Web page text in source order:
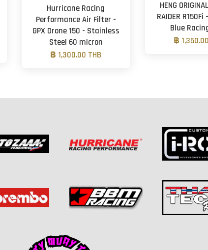
Hurricane Racing
Performance Air Filter -
GPX Drone 150 - Stainless
Steel 60 micron
฿ 1,300.00 THB
HENG
RAIDER
Blue
฿